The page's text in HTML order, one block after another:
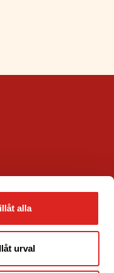
alla
urval